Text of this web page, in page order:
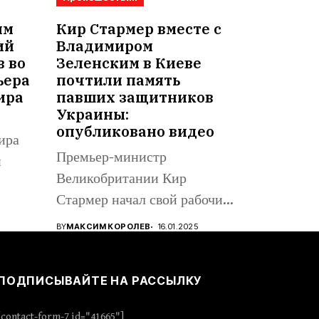
во
Кир Стармер вместе с
Владимиром
Зеленским в Киеве
почтили память
павших защитников
Украины:
опубликовано видео
Премьер-министр
Великобритании Кир
Стармер начал свой рабочий
визит в Киев, вместе с...
BYМАКСИМ КОРОЛЕВ 16.01.2025
НА РАССЫЛКУ